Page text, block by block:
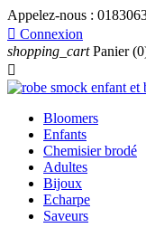
Appelez-nous :
 Connexion
shopping_cart Panier

Bloomers
Enfants
Chemisier brodé
Adultes
Bijoux
Echarpe
Saveurs